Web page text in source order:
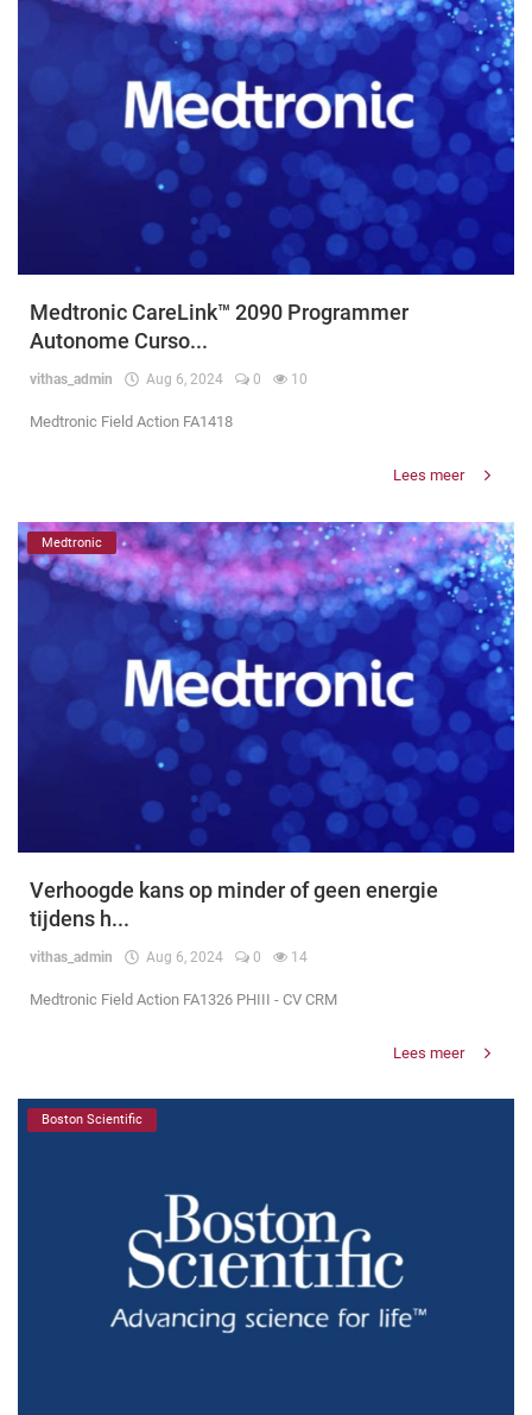
Medtronic CareLink™ 2090 Programmer
Autonome Curso...
vithas_admin Aug 6, 2024 0 10
Medtronic Field Action FA1418
Lees meer
Medtronic
Verhoogde kans op minder of geen energie
tijdens h...
vithas_admin Aug 6, 2024 0 14
Medtronic Field Action FA1326 PHIII - CV CRM
Lees meer
Boston Scientific